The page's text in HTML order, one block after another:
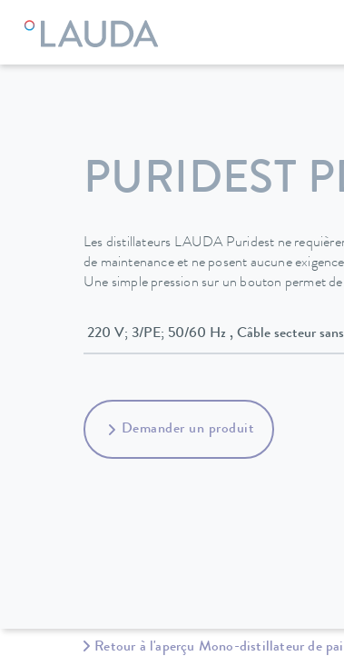
LAUDA Appareils de thermorégulation
PURIDEST
Les distillateurs LAUDA Puridest ne
de maintenance et ne posent aucune
Une simple pression sur un bouton permet
220 V; 3/PE; 50/60 Hz , Câble
Demander un produit
Retour à l'aperçu Mono-distillateur de